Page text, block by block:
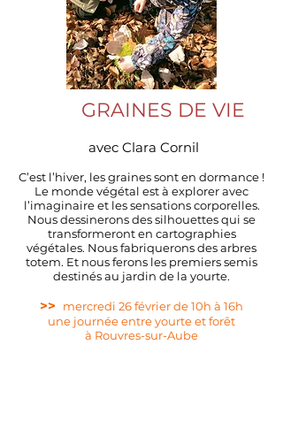
GRAINES DE VIE
avec Clara Cornil
C’est l’hiver, les graines sont en dormance !
Le monde végétal est à explorer avec
l’imaginaire et les sensations corporelles.
Nous dessinerons des silhouettes qui se
transformeront en cartographies
végétales. Nous fabriquerons des arbres
totem. Et nous ferons les premiers semis
destinés au jardin de la yourte.
>>
mercredi 26 février de 10h à 16h
une journée entre yourte et forêt
à Rouvres-sur-Aube